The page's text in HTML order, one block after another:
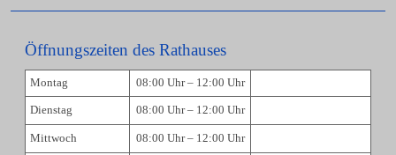
Öffnungszeiten des Rathauses
Montag 08:00 Uhr – 12:00 Uhr
Dienstag 08:00 Uhr – 12:00 Uhr
Mittwoch 08:00 Uhr – 12:00 Uhr